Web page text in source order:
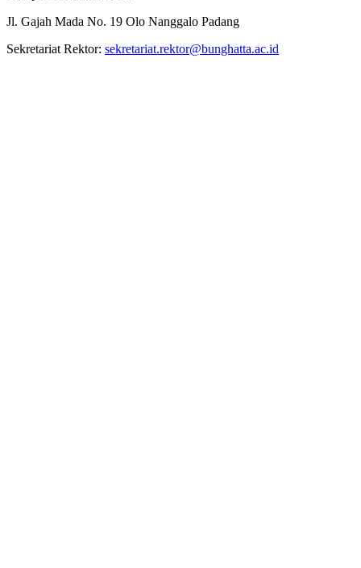
Jl. Gajah Mada No. 19 Olo Nanggalo Padang
Sekretariat Rektor: sekretariat.rektor@bunghatta.ac.id